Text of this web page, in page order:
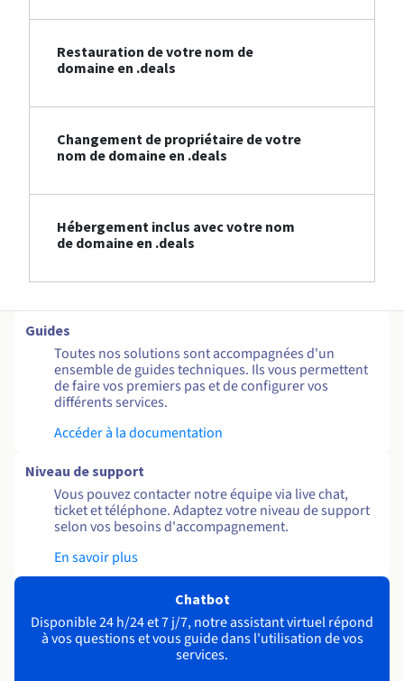
Restauration de votre nom de
domaine en .deals
Changement de propriétaire de votre
nom de domaine en .deals
Hébergement inclus avec votre nom
de domaine en .deals
Guides
Toutes nos solutions sont accompagnées d'un
ensemble de guides techniques. Ils vous permettent
de faire vos premiers pas et de configurer vos
différents services.
Accéder à la documentation
Niveau de support
Vous pouvez contacter notre équipe via live chat,
ticket et téléphone. Adaptez votre niveau de support
selon vos besoins d'accompagnement.
En savoir plus
Chatbot
Disponible 24 h/24 et 7 j/7, notre assistant virtuel répond
à vos questions et vous guide dans l'utilisation de vos
services.